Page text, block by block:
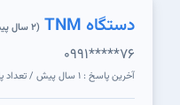
دستگاه TNM (2 سال پیش)
0991*****76
آخرین پاسخ : 1 سال پیش / تعداد پاسخ ها : 1 / پاسخ های پذیرفته شده : 0